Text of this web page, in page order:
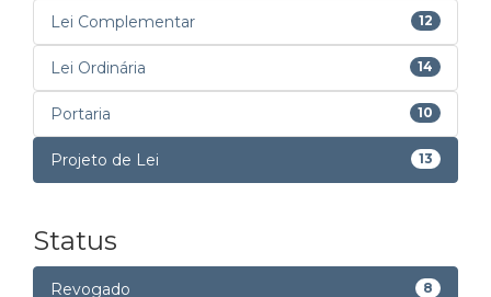
Lei Complementar 12
Lei Ordinária 14
Portaria 10
Projeto de Lei 13
Status
Revogado 8